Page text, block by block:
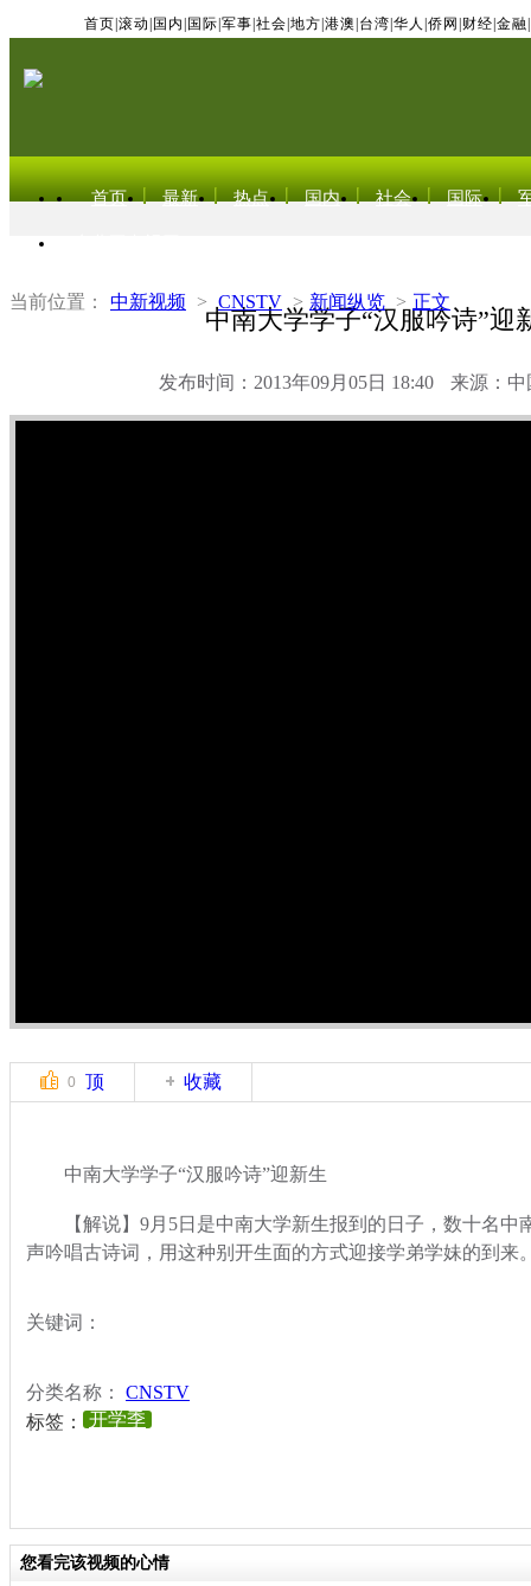
首页 滚动 国内 国际 军事 社会 地方 港澳 台湾 华人 侨网 财经 金融
首页 最新 热点 国内 社会 国际
当前位置： 中新视频 > CNSTV > 新闻纵览 > 正文
中南大学学子“汉服吟诗”迎
发布时间：2013年09月05日 18:40 来源：中
0 顶 收藏
中南大学学子“汉服吟诗”迎新生
【解说】9月5日是中南大学新生报到的日子，数十名中
声吟唱古诗词，用这种别开生面的方式迎接学弟学妹的到来
关键词：
分类名称： CNSTV
标签：
开学季
您看完该视频的心情